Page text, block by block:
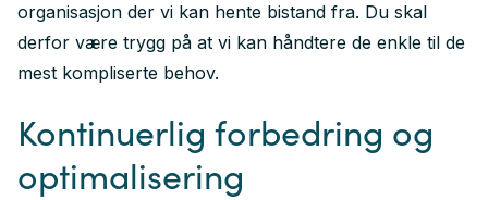
Rask og forutsigbar håndtering av saker
Tilgang til 2. og 3. linje‑kompetanse
forvaltning
Tier 2 -Assist for løsninger
Forvaltning av løsninger levert av Crayon –
organisasjon der vi kan hente bistand fra. Du skal
derfor være trygg på at vi kan håndtere de enkle til de
mest kompliserte behov.
Kontinuerlig forbedring og
optimalisering